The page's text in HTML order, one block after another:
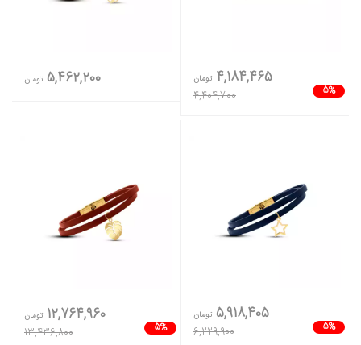
5%
4,184,465 تومان
4,404,700
5,462,200 تومان
5%
5,918,405 تومان
6,229,900
5%
12,764,960 تومان
13,436,800